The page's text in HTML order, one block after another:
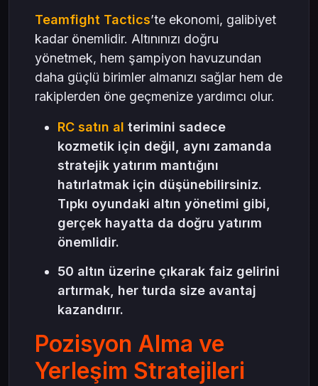
Teamfight Tactics’te ekonomi, galibiyet
kadar önemlidir. Altınınızı doğru
yönetmek, hem şampiyon havuzundan
daha güçlü birimler almanızı sağlar hem de
rakiplerden öne geçmenize yardımcı olur.
RC satın al terimini sadece
kozmetik için değil, aynı zamanda
stratejik yatırım mantığını
hatırlatmak için düşünebilirsiniz.
Tıpkı oyundaki altın yönetimi gibi,
gerçek hayatta da doğru yatırım
önemlidir.
50 altın üzerine çıkarak faiz gelirini
artırmak, her turda size avantaj
kazandırır.
Pozisyon Alma ve
Yerleşim Stratejileri